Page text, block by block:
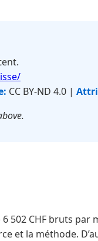
CC BY-ND 4.0 |
502 CHF bruts par
et la méthode.